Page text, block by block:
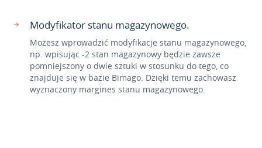
Modyfikator stanu magazynowego.
Możesz wprowadzić modyfikacje stanu magazynowego,
np. wpisując -2 stan magazynowy będzie zawsze
pomniejszony o dwie sztuki w stosunku do tego, co
znajduje się w bazie Bimago. Dzięki temu zachowasz
wyznaczony margines stanu magazynowego.